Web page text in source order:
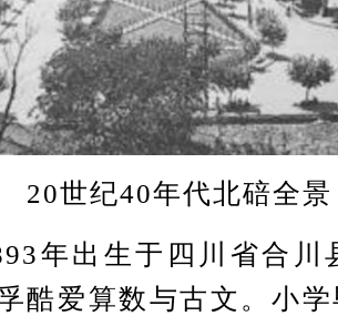
20世纪40年代北碚全景
出生于四川省合川
酷爱算数与古文。小